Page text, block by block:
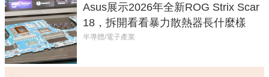
Asus展示2026年全新ROG Strix Scar
18，拆開看看暴力散熱器長什麼樣
半導體/電子產業